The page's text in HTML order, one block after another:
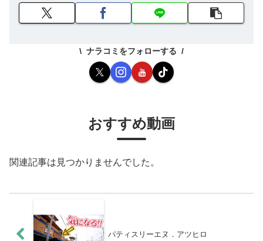
ナラコミをフォローする
おすすめ動画
関連記事は見つかりませんでした。
パティスリーエヌ．アツヒロ